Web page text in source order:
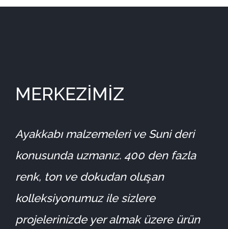
MERKEZİMİZ
Ayakkabı malzemeleri ve Suni deri
konusunda uzmanız. 400 den fazla
renk, ton ve dokudan oluşan
kolleksiyonumuz ile sizlere
projelerinizde yer almak üzere ürün